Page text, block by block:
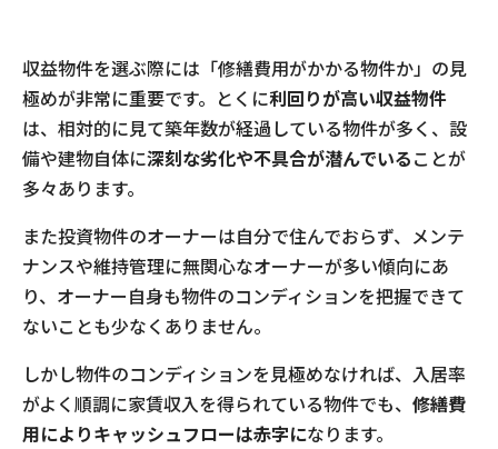
収益物件を選ぶ際には「修繕費用がかかる物件か」の見
極めが非常に重要です。とくに利回りが高い収益物件
は、相対的に見て築年数が経過している物件が多く、設
備や建物自体に深刻な劣化や不具合が潜んでいることが
多々あります。
また投資物件のオーナーは自分で住んでおらず、メンテ
ナンスや維持管理に無関心なオーナーが多い傾向にあ
り、オーナー自身も物件のコンディションを把握できて
ないことも少なくありません。
しかし物件のコンディションを見極めなければ、入居率
がよく順調に家賃収入を得られている物件でも、 修繕費
用によりキャッシュフローは赤字になります。